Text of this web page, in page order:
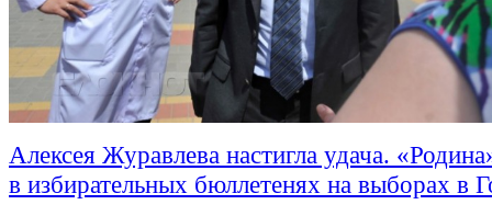
Алексея Журавлева настигла удача.
в избирательных бюллетенях на выборах в